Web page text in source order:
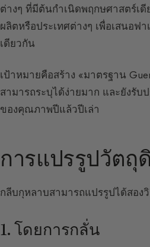
ต่างๆ ที่มีต้นกำเนิดพฤกษศาสตร์เ
ผลิตหรือประเทศต่างๆ เพื่อเสนอฟ
เดียวกัน
เป้าหมายคือสร้าง «มาตรฐาน
สามารถระบุได้ง่ายมาก และยังรับ
ของคุณภาพปีแล้วปีเล่า
การแปรรูปวัตถุ
กลีบกุหลาบสามารถแปรรูปได้สอง
1. โดยการกลั่น